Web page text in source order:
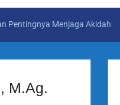
Pentingnya Menjaga Akidah
M.Ag.